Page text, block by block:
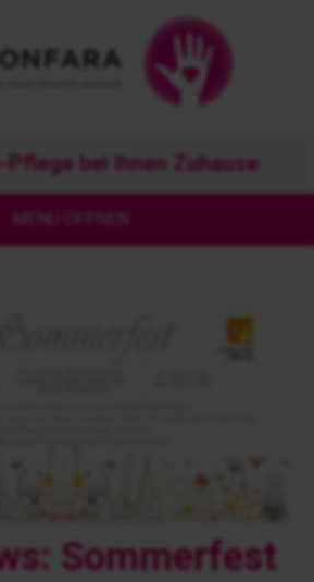
Pflege bei Ihnen Zuhause
Sommerfest